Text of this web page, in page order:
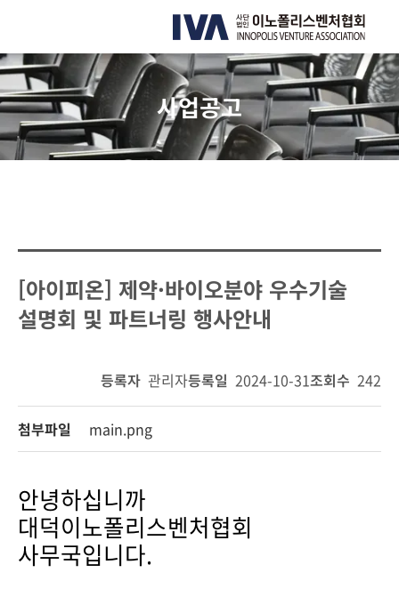
사업공고
[아이피온] 제약·바이오분야 우수기술
설명회 및 파트너링 행사안내
등록자 관리자등록일 2024-10-31조회수 242
첨부파일 main.png
안녕하십니까
대덕이노폴리스벤처협회
사무국입니다.